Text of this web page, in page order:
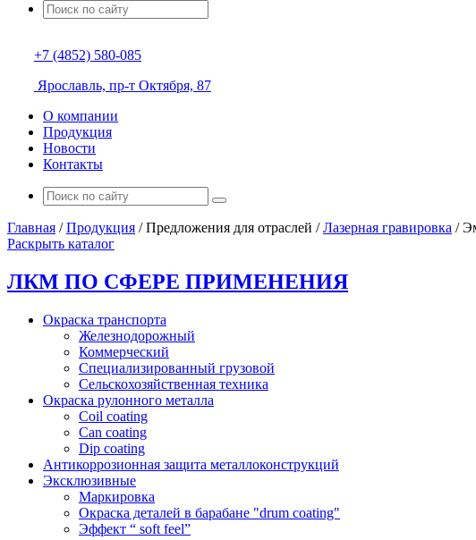
+7 (4852) 580-085
Ярославль, пр-т Октября, 87
О компании
Продукция
Новости
Контакты
Главная /Продукция /Предложения для отраслей /Лазерная гравировка /
Раскрыть каталог
ЛКМ ПО СФЕРЕ ПРИМЕНЕНИЯ
Окраска транспорта
Железнодорожный
Коммерческий
Специализированный грузовой
Сельскохозяйственная техника
Окраска рулонного металла
Coil coating
Can coating
Dip coating
Антикоррозионная защита металлоконструкций
Эксклюзивные
Маркировка
Окраска деталей в барабане "drum coating"
Эффект “ soft feel”